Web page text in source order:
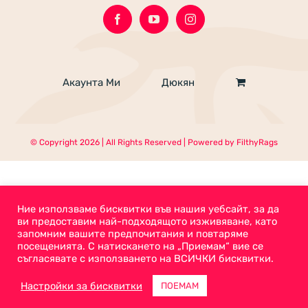
Акаунта Ми Дюкян
© Copyright 2026 | All Rights Reserved | Powered by FilthyRags
Ние използваме бисквитки във нашия уебсайт, за да
ви предоставим най-подходящото изживяване, като
запомним вашите предпочитания и повтаряме
посещенията. С натискането на „Приемам“ вие се
съгласявате с използването на ВСИЧКИ бисквитки.
Настройки за бисквитки ПОЕМАМ